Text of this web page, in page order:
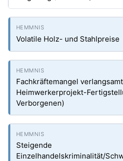
Volatile Holz- und Stahlpreise
Fachkräftemangel verlangsamt
Heimwerkerprojekt-
Verborgenen)
Steigende
Einzelhandelskriminalität/